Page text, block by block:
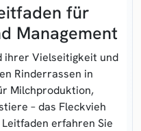
für
Management
ihrer Vielseitigkeit und
Rinderrassen in
Milchproduktion,
– das Fleckvieh
erfahren Sie